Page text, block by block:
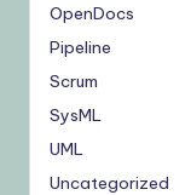
OpenDocs
Pipeline
Scrum
SysML
UML
Uncategorized